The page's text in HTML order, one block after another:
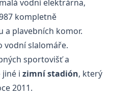
vodní elektrárna,
kompletně
a plavebních komor.
vodní slalomáře.
sportovišť a
i zimní stadión, který
2011.